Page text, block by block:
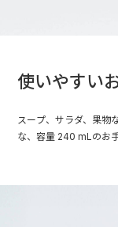
使いやすい
スープ、サラダ、果物
な、容量 240 mLのお